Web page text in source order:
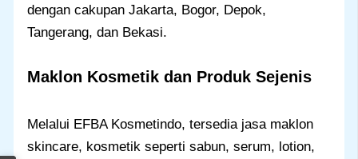
dengan cakupan Jakarta, Bogor, Depok,
Tangerang, dan Bekasi.
Maklon Kosmetik dan Produk Sejenis
Melalui EFBA Kosmetindo, tersedia jasa maklon
skincare, kosmetik seperti sabun, serum, lotion,